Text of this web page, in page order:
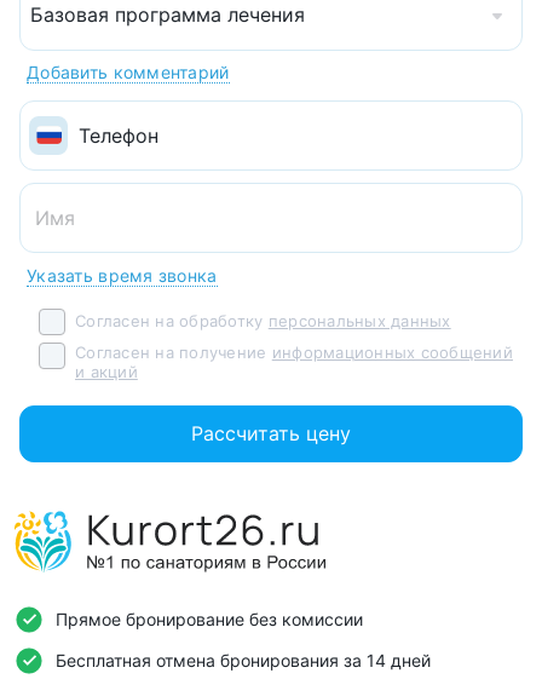
Базовая программа лечения
Добавить комментарий
Указать время звонка
Согласен на обработку персональных данных
Согласен на получение информационных сообщений
и акций
Рассчитать цену
Прямое бронирование без комиссии
Бесплатная отмена бронирования за 14 дней